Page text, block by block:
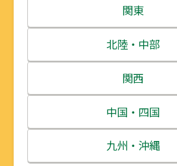
北海道
青森県
岩手県
宮城県
秋田県
関東
茨城県
栃木県
群馬県
埼玉県
北陸・中部
新潟県
富山県
石川県
関西
三重県
滋賀県
中国・四国
鳥取県
九州・沖縄